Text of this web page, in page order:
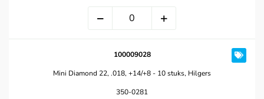
100009028
Mini Diamond 22, .018, +14/+8 - 10 stuks, Hilgers
350-0281